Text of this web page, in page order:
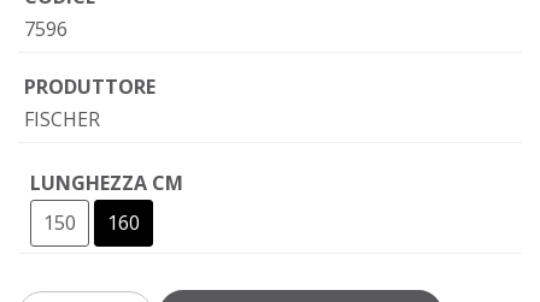
7596
PRODUTTORE
FISCHER
LUNGHEZZA CM
150
160